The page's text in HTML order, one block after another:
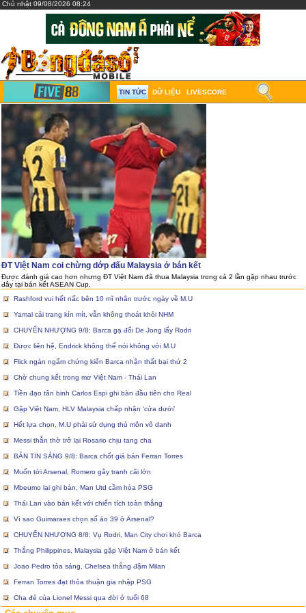
Chủ nhật 09/08/2026 08:24
TIN TỨC DỮ LIỆU LIVESCORE
ĐT Việt Nam coi chừng dớp đấu Malaysia ở bán kết
Được đánh giá cao hơn nhưng ĐT Việt Nam đã thua Malaysia trong cả 2 lần gặp nhau trước
đây tại bán kết ASEAN Cup.
Rashford vui hết nấc bên 10 mĩ nhân trước ngày về M.U
Yamal cải trang kín mít, vẫn không thoát khỏi NHM
CHUYỂN NHƯỢNG 9/8: Barca gạ đổi De Jong lấy Rodri
Được liên hệ, Endrick không thể nói không với M.U
Flick ngán ngẩm chứng kiến Barca nhận thất bại thứ 2
Chờ chung kết trong mơ Việt Nam - Thái Lan
Tiền đạo tân binh Carlos Espi ghi bàn đầu tiên cho Real
Gặp Việt Nam, HLV Malaysia chấp nhận ‘cửa dưới’
Hết lựa chọn, M.U phải sử dụng thủ môn vô danh
Messi thẫn thờ trở lại Rosario chịu tang cha
BẢN TIN SÁNG 9/8: Barca chốt giá bán Ferran Torres
Muốn tới Arsenal, Romero gây tranh cãi lớn
Mbeumo lại ghi bàn, Man Utd cầm hòa PSG
Thái Lan vào bán kết với chiến tích toàn thắng
Vì sao Guimaraes chọn số áo 39 ở Arsenal?
CHUYỂN NHƯỢNG 8/8: Vụ Rodri, Man City chơi khó Barca
Thắng Philippines, Malaysia gặp Việt Nam ở bán kết
Joao Pedro tỏa sáng, Chelsea thắng đậm Milan
Ferran Torres đạt thỏa thuận gia nhập PSG
Cha đẻ của Lionel Messi qua đời ở tuổi 68